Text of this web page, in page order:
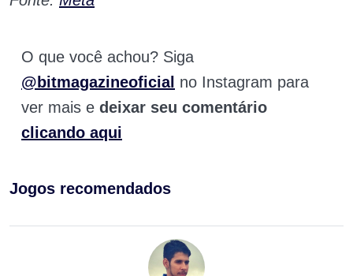
O que você achou? Siga
@bitmagazineoficial no Instagram para
ver mais e deixar seu comentário
clicando aqui
Jogos recomendados